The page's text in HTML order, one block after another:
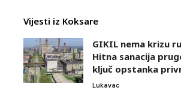
Vijesti iz Koksare
GIKIL nema krizu
Hitna sanacija
ključ opstanka
Lukavac